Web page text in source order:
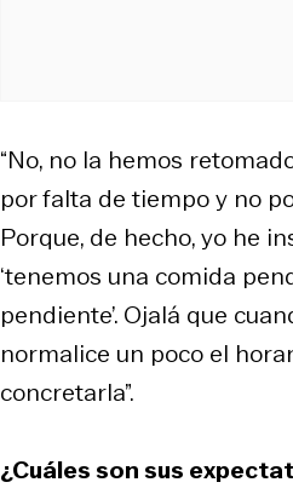
“No, no la hemos
por falta de tiempo y no
Porque, de hecho, yo he
‘tenemos una comida
pendiente’. Ojalá que
normalice un poco el
concretarla”.
¿Cuáles son sus